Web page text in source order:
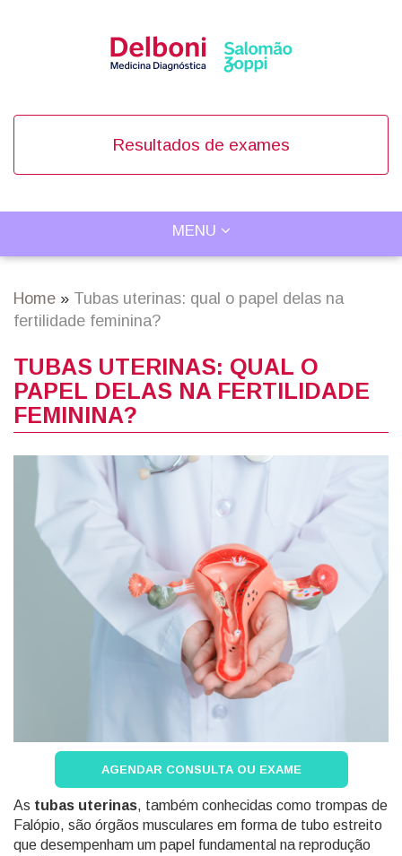
Resultados de exames
TOGGLE
MENU
Breadcrumb
Home
Tubas uterinas: qual o papel delas na
fertilidade feminina?
TUBAS UTERINAS: QUAL O
PAPEL DELAS NA FERTILIDADE
FEMININA?
AGENDAR CONSULTA OU EXAME
As tubas uterinas, também conhecidas como trompas de
Falópio, são órgãos musculares em forma de tubo estreito
que desempenham um papel fundamental na reprodução